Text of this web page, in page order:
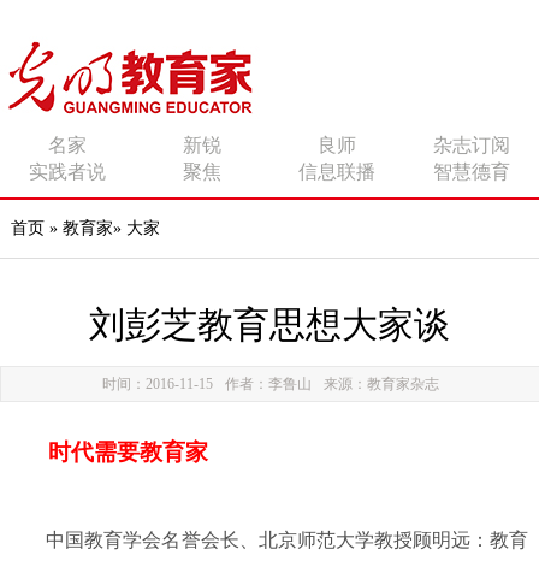
名家 新锐 良师
杂志订阅
实践者说
聚焦 信息联播 智慧德育
首页 » 教育家» 大家
刘彭芝教育思想大家谈
时间：2016-11-15 作者：李鲁山 来源：教育家杂志
时代需要教育家
中国教育学会名誉会长、北京师范大学教授顾明远：教育